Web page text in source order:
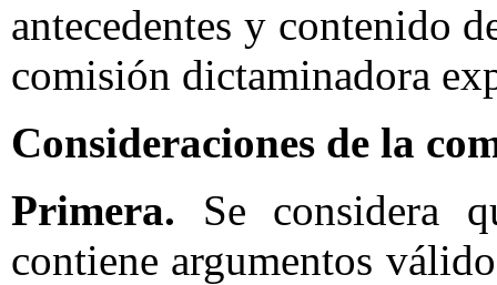
antecedentes y contenido
comisión dictaminadora
Consideraciones de la
Primera. Se considera
contiene argumentos